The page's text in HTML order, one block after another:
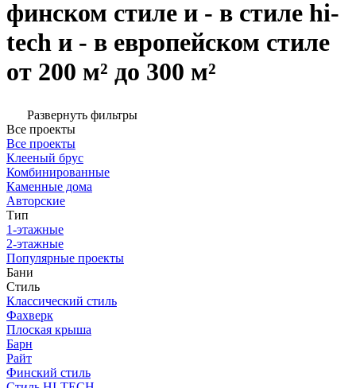
финском стиле и - в стиле hi-
tech и - в европейском стиле
от 200 м² до 300 м²
Развернуть фильтры
Все проекты
Все проекты
Клееный брус
Комбинированные
Каменные дома
Авторские
Тип
1-этажные
2-этажные
Популярные проекты
Бани
Стиль
Классический стиль
Фахверк
Плоская крыша
Барн
Райт
Финский стиль